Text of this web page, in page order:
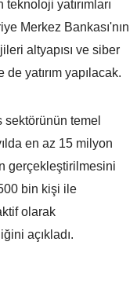
teknoloji yatırımları
Merkez Bankası'nın
altyapısı ve siber
yatırım yapılacak.
sektörünün temel
en az 15 milyon
gerçekleştirilmesini
bin kişi ile
olarak
açıkladı.